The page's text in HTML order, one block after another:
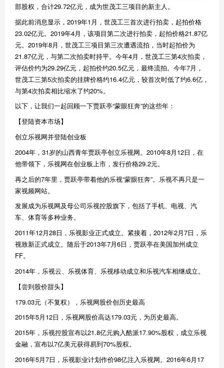
部股权，合计29.72亿元，成为世茂工三项目的新主人。
据此前消息显示，2019年1月，世茂工三首次进行拍卖，起拍价格
23.02亿元。2019年4月，该项目第二次进行拍卖，起拍价格21.87亿
元。2019年8月，世茂工三项目第三次遭遇流拍，当时起拍价为
21.87亿元，与第二次拍卖时持平。今年4月，世茂工三第4次拍卖，
评估价约为29.29亿元，起拍价约20.5亿元，最终流拍。今年7月，
世茂工三第5次拍卖的挂牌价格约16.4亿元，较首次时低了约6.6亿，
与第4次拍卖相比缩水了约20%。
以下，让我们一起回顾一下贾跃亭“蒙眼狂奔”的这些年：
【登陆资本市场】
创立乐视网并登陆创业板
2004年，31岁的山西青年贾跃亭创立乐视网。2010年8月12日，在
他带领下，乐视网在创业板上市，发行价格29.2元。
再之后的7年里，贾跃亭带着他的乐视“蒙眼狂奔”。乐视不再只是一
家视频网站。
发展成为乐视网及母公司乐视控股旗下，包括了手机、电视、汽
车、体育等多种业务。
2011年12月28日，乐视影业正式成立。紧接着，2012年2月7日，乐
视致新正式成立。随后于2013年7月6日，贾跃亭在美国加州成立
FF。
2014年，乐视云、乐视体育、乐视移动成立和乐视汽车相继成立。
【尝到股价甜头】
179.03元（不复权），乐视网股价创历史最高
2015年5月12日，乐视网股价高达179.03元，为历史最高。
2015年，乐视控股宣布以21.8亿元购入酷派17.90%股权，成立乐视
金融，宣布以7亿美元获得易到70%股权。
2016年5月7日，乐视影业计划作价98亿注入乐视网。2016年6月17